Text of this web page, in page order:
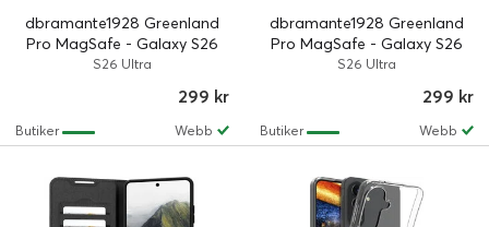
dbramante1928 Greenland
Pro MagSafe - Galaxy S26
Ultra - Clear
S26 Ultra
299 kr
Webb
Butiker
dbramante1928 Greenland
Pro MagSafe - Galaxy S26
Ultra - Night Black
S26 Ultra
299 kr
Webb
Butiker